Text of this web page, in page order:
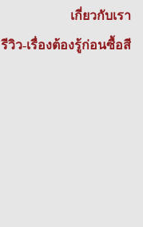
เกี่ยวกับเรา
รีวิว-เรื่องต้องรู้ก่อนซื้อสี